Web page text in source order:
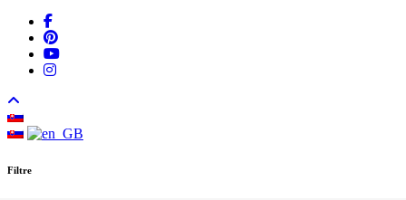
facebook
pinterest
youtube
instagram
Filtre